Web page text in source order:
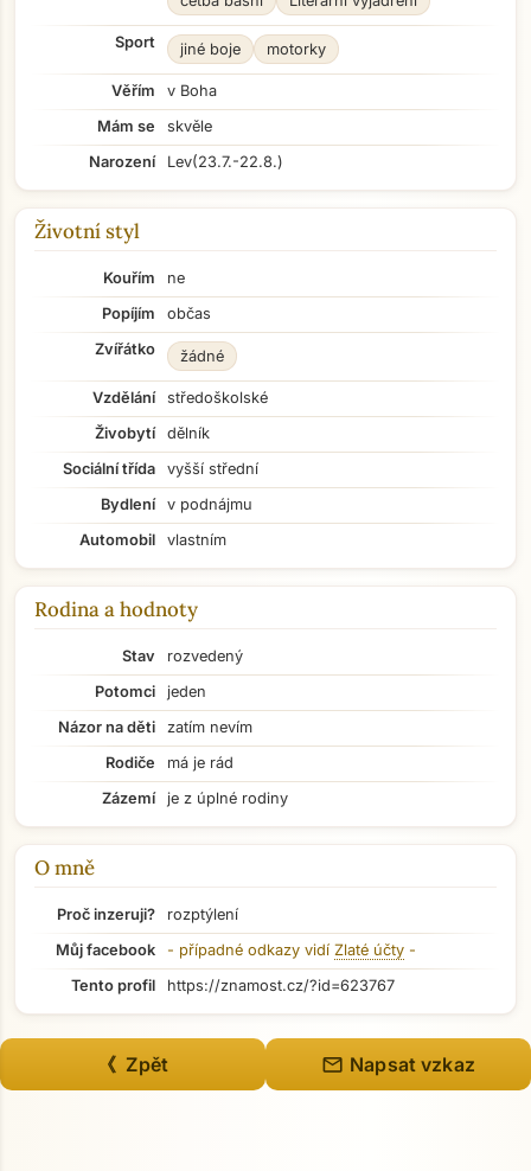
Přejít na hlavní obsah
Sport jiné boje motorky
Věřím
v Boha
Mám se
skvěle
Narození
Lev(23.7.-22.8.)
Životní styl
Kouřím
ne
Popíjím
občas
Zvířátko
žádné
Vzdělání
středoškolské
Živobytí
dělník
Sociální třída
vyšší střední
Bydlení
v podnájmu
Automobil
vlastním
Rodina a hodnoty
Stav
rozvedený
Potomci
jeden
Názor na děti
zatím nevím
Rodiče
má je rád
Zázemí
je z úplné rodiny
O mně
Proč inzeruji?
rozptýlení
Můj facebook
- případné odkazy vidí Zlaté účty -
Tento profil
https://znamost.cz/?id=623767
《 Zpět mail Napsat vzkaz